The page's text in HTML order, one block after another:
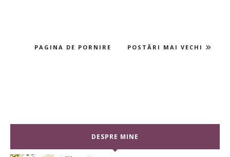
POSTĂRI MAI VECHI
PAGINA DE PORNIRE
DESPRE MINE